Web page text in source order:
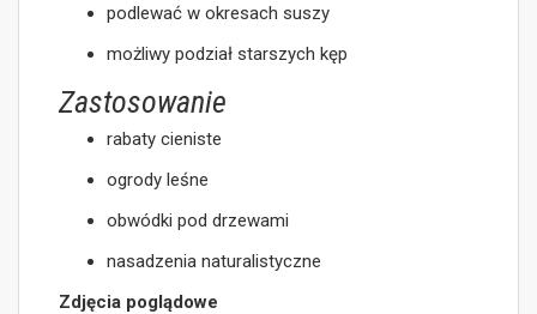
podlewać w okresach suszy
możliwy podział starszych kęp
Zastosowanie
rabaty cieniste
ogrody leśne
obwódki pod drzewami
nasadzenia naturalistyczne
Zdjęcia poglądowe